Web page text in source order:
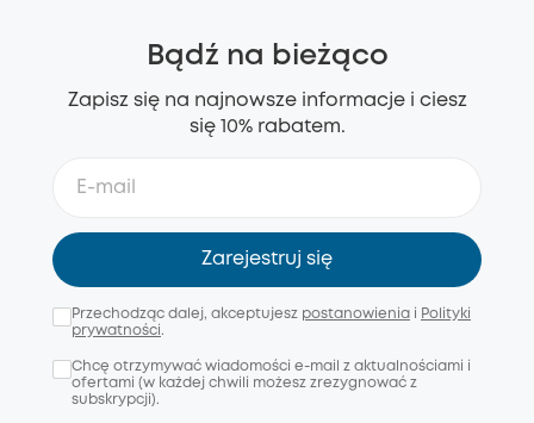
Bądź na bieżąco
Zapisz się na najnowsze informacje i ciesz
się 10% rabatem.
Zarejestruj się
Przechodząc dalej, akceptujesz postanowienia i Polityki
prywatności.
Chcę otrzymywać wiadomości e-mail z aktualnościami i
ofertami (w każdej chwili możesz zrezygnować z
subskrypcji).